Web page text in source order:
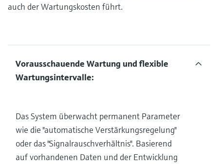
auch der Wartungskosten führt.
Vorausschauende Wartung und flexible
Wartungsintervalle:
Das System überwacht permanent Parameter
wie die "automatische Verstärkungsregelung"
oder das "Signalrauschverhältnis". Basierend
auf vorhandenen Daten und der Entwicklung